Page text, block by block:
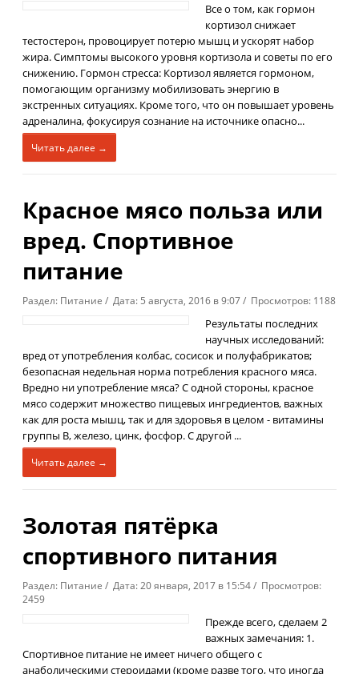
Все о том, как гормон
кортизол снижает
тестостерон, провоцирует потерю мышц и ускорят набор
жира. Симптомы высокого уровня кортизола и советы по его
снижению. Гормон стресса: Кортизол является гормоном,
помогающим организму мобилизовать энергию в
экстренных ситуациях. Кроме того, что он повышает уровень
адреналина, фокусируя сознание на источнике опасно...
Читать далее →
Красное мясо польза или
вред. Спортивное
питание
Раздел: Питание / Дата: 5 августа, 2016 в 9:07 / Просмотров: 1188
Результаты последних
научных исследований:
вред от употребления колбас, сосисок и полуфабрикатов;
безопасная недельная норма потребления красного мяса.
Вредно ни употребление мяса? С одной стороны, красное
мясо содержит множество пищевых ингредиентов, важных
как для роста мышц, так и для здоровья в целом - витамины
группы B, железо, цинк, фосфор. С другой ...
Читать далее →
Золотая пятёрка
спортивного питания
Раздел: Питание / Дата: 20 января, 2017 в 15:54 / Просмотров:
2459
Прежде всего, сделаем 2
важных замечания: 1.
Спортивное питание не имеет ничего общего с
анаболическими стероидами (кроме разве того, что иногда